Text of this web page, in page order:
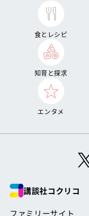
食とレシピ
知育と探求
エンタメ
講談社コクリコ
ファミリーサイト